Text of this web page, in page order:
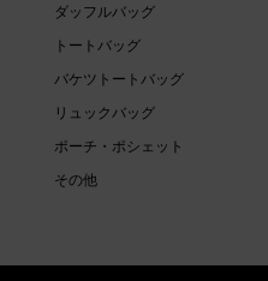
ダッフルバッグ
トートバッグ
バケツトートバッグ
リュックバッグ
ポーチ・ポシェット
その他